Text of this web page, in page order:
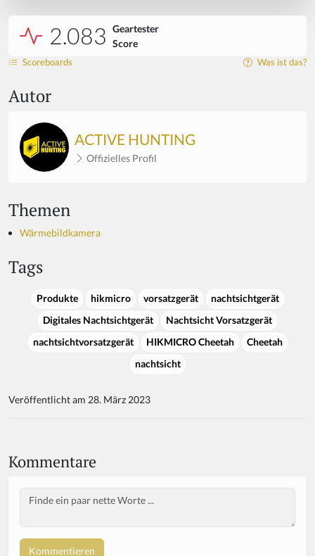
2.083 Geartester
Score
Scoreboards Was ist das?
Autor
ACTIVE HUNTING
Offizielles Profil
Themen
Wärmebildkamera
Tags
Produkte hikmicro vorsatzgerät
nachtsichtgerät
Digitales Nachtsichtgerät
Nachtsicht Vorsatzgerät
nachtsichtvorsatzgerät
HIKMICRO Cheetah
Cheetah
nachtsicht
Veröffentlicht am 28. März 2023
Kommentare
o
u
Body